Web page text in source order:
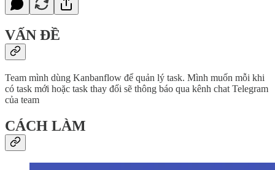
VẤN ĐỀ
Team mình dùng Kanbanflow để quản lý task. Mình muốn mỗi khi
có task mới hoặc task thay đổi sẽ thông báo qua kênh chat Telegram
của team
CÁCH LÀM